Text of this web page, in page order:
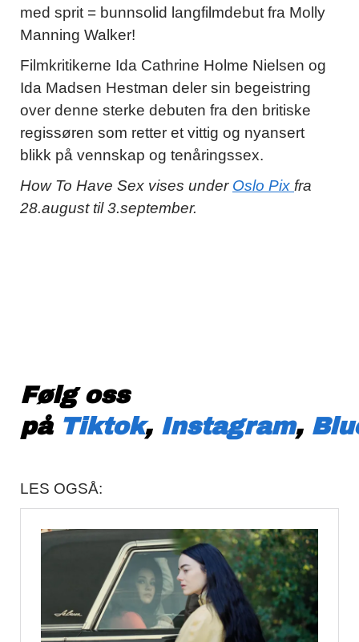
med sprit = bunnsolid langfilmdebut fra Molly
Manning Walker!
Filmkritikerne Ida Cathrine Holme Nielsen og
Ida Madsen Hestman deler sin begeistring
over denne sterke debuten fra den britiske
regissøren som retter et vittig og nyansert
blikk på vennskap og tenåringssex.
How To Have Sex vises under Oslo Pix fra
28.august til 3.september.
Følg oss
på Tiktok, Instagram,
LES OGSÅ: